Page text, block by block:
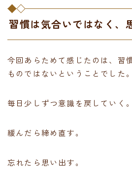
習慣は気合いではなく、
今回あらためて感じたのは、習
ものではないということでした。
毎日少しずつ意識を戻していく。
緩んだら締め直す。
忘れたら思い出す。